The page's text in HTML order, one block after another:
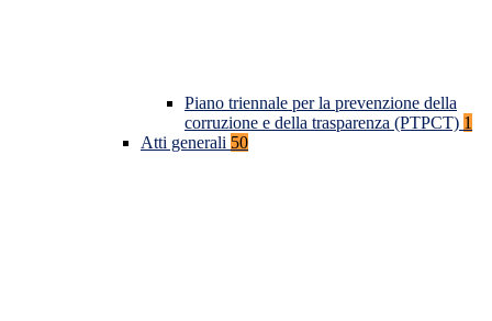
Piano triennale per la prevenzione della
corruzione e della trasparenza (PTPCT) 1
Atti generali 50